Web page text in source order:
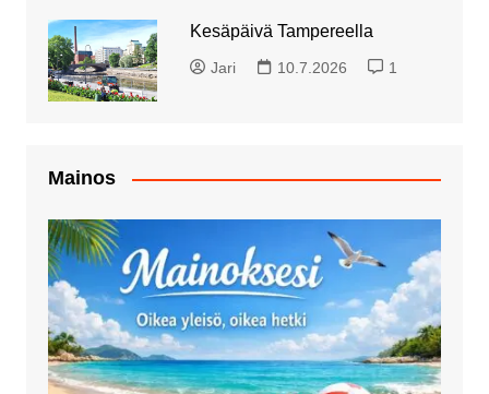
Kesäpäivä Tampereella
Jari 10.7.2026 1
Mainos